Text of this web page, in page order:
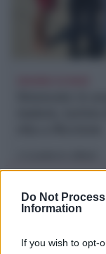
Do Not
Information
If you wish to opt-